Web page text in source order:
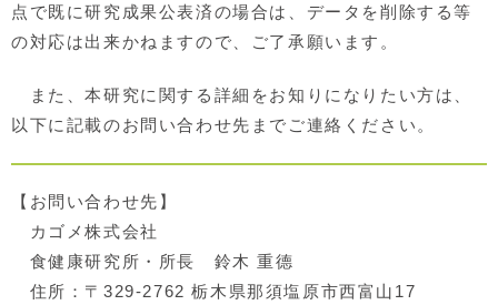
点で既に研究成果公表済の場合は、データを削除する等
の対応は出来かねますので、ご了承願います。
また、本研究に関する詳細をお知りになりたい方は、
以下に記載のお問い合わせ先までご連絡ください。
【お問い合わせ先】
カゴメ株式会社
食健康研究所・所長 鈴木 重德
住所：〒329-2762 栃木県那須塩原市西富山 17